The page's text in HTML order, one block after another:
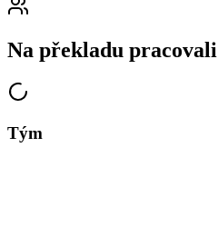
Na překladu pracovali
Tým